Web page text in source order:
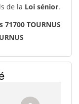
de la Loi sénior.
TOURNUS